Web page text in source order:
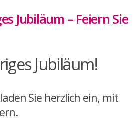
Jubiläum – Feiern Sie
Jubiläum!
Sie herzlich ein, mit